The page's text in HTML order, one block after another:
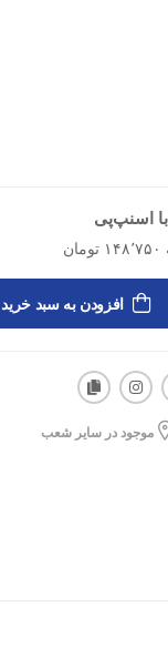
اسنپ‌پی
افزودن به سبد خرید
موجود در سایر شعب